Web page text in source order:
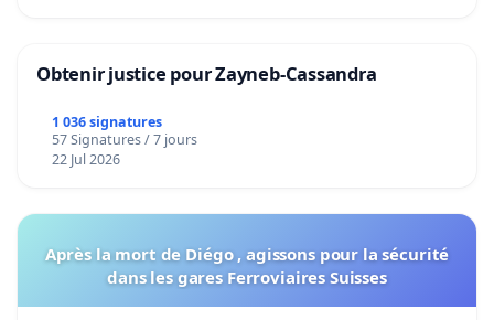
Obtenir justice pour Zayneb-Cassandra
1 036 signatures
57 Signatures / 7 jours
22 Jul 2026
Après la mort de Diégo , agissons pour la sécurité
dans les gares Ferroviaires Suisses